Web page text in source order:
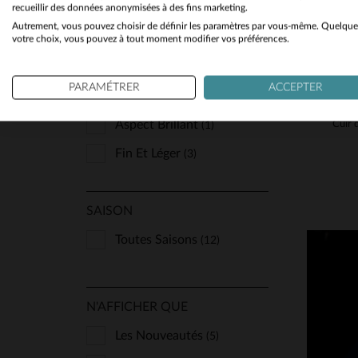
Sport Et Décontracté(5)
CUIR
Aspect Brillant (1)
Fin Et Léger (3)
SAISON
Toutes Saisons (12)
N'AFFICHER QUE
Les Nouveautés (5)
recueillir des données anonymisées à des fins marketing.
Autrement, vous pouvez choisir de définir les paramètres par vous-même.
votre choix, vous pouvez à tout moment modifier vos préférences.
PARAMÉTRER ACCEPTER